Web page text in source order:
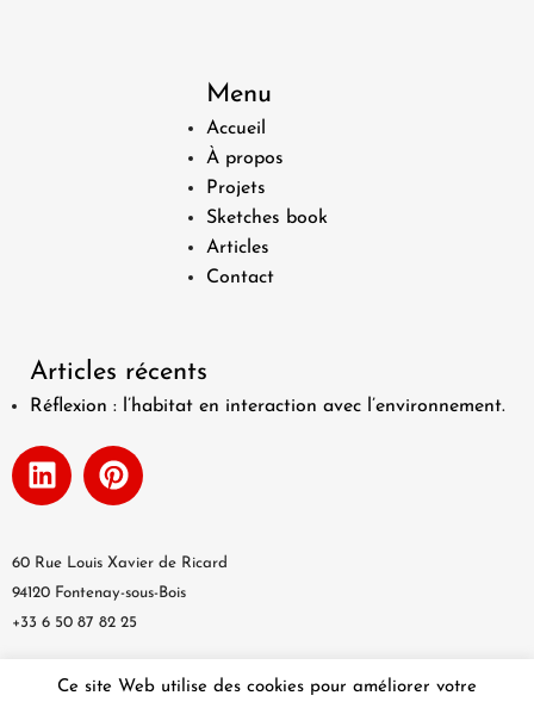
Menu
Accueil
À propos
Projets
Sketches book
Articles
Contact
Articles récents
Réflexion : l’habitat en interaction avec l’environnement.
60 Rue Louis Xavier de Ricard
94120 Fontenay-sous-Bois
+33 6 50 87 82 25
Ce site Web utilise des cookies pour améliorer votre